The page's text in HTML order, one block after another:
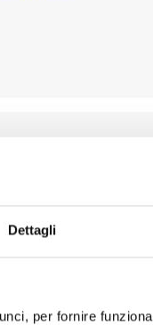
Dettagli
per fornire